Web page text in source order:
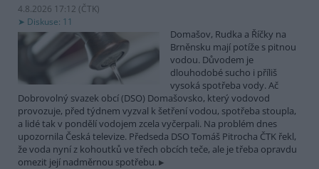
4.8.2026 17:12 (ČTK)
Diskuse: 11
Domašov, Rudka a Říčky na
Brněnsku mají potíže s pitnou
vodou. Důvodem je
dlouhodobé sucho i příliš
vysoká spotřeba vody. Ač
Dobrovolný svazek obcí (DSO) Domašovsko, který vodovod
provozuje, před týdnem vyzval k šetření vodou, spotřeba stoupla,
a lidé tak v pondělí vodojem zcela vyčerpali. Na problém dnes
upozornila Česká televize. Předseda DSO Tomáš Pitrocha ČTK řekl,
že voda nyní z kohoutků ve třech obcích teče, ale je třeba opravdu
omezit její nadměrnou spotřebu.